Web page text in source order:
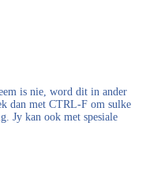
is nie, word dit in ander
dan met CTRL-F om sulke
Jy kan ook met spesiale